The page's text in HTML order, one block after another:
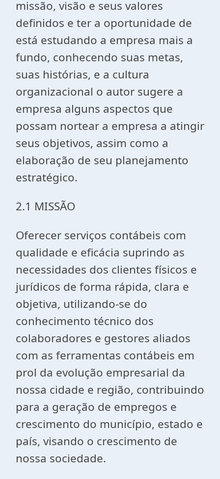
missão, visão e seus valores
definidos e ter a oportunidade de
está estudando a empresa mais a
fundo, conhecendo suas metas,
suas histórias, e a cultura
organizacional o autor sugere a
empresa alguns aspectos que
possam nortear a empresa a atingir
seus objetivos, assim como a
elaboração de seu planejamento
estratégico.
2.1 MISSÃO
Oferecer serviços contábeis com
qualidade e eficácia suprindo as
necessidades dos clientes físicos e
jurídicos de forma rápida, clara e
objetiva, utilizando-se do
conhecimento técnico dos
colaboradores e gestores aliados
com as ferramentas contábeis em
prol da evolução empresarial da
nossa cidade e região, contribuindo
para a geração de empregos e
crescimento do município, estado e
país, visando o crescimento de
nossa sociedade.